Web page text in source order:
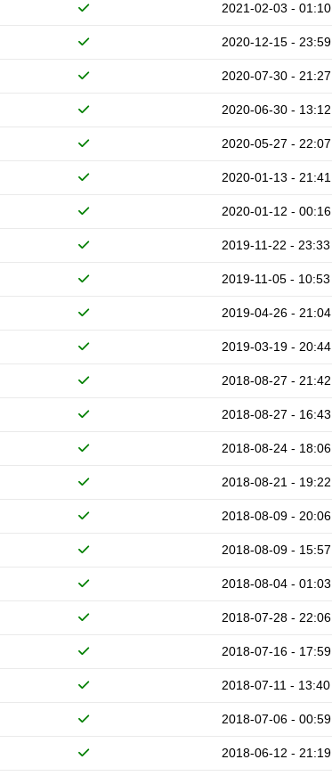
2021-02-03 - 01:10
2020-12-15 - 23:59
2020-07-30 - 21:27
2020-06-30 - 13:12
2020-05-27 - 22:07
2020-01-13 - 21:41
2020-01-12 - 00:16
2019-11-22 - 23:33
2019-11-05 - 10:53
2019-04-26 - 21:04
2019-03-19 - 20:44
2018-08-27 - 21:42
2018-08-27 - 16:43
2018-08-24 - 18:06
2018-08-21 - 19:22
2018-08-09 - 20:06
2018-08-09 - 15:57
2018-08-04 - 01:03
2018-07-28 - 22:06
2018-07-16 - 17:59
2018-07-11 - 13:40
2018-07-06 - 00:59
2018-06-12 - 21:19